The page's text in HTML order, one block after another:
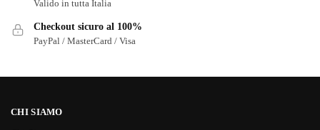
Valido in tutta Italia
Checkout sicuro al 100%
PayPal / MasterCard / Visa
CHI SIAMO